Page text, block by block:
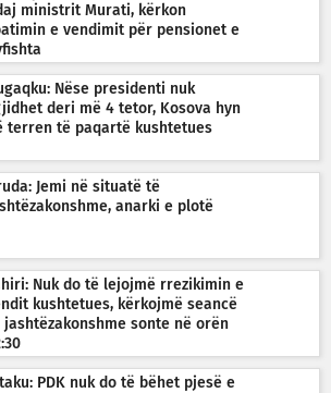
ministrit Murati, kërkon
e vendimit për pensionet e
Nëse presidenti nuk
deri më 4 tetor, Kosova hyn
terren të paqartë kushtetues
Jemi në situatë të
anarki e plotë
Nuk do të lejojmë rrezikimin e
kushtetues, kërkojmë seancë
jashtëzakonshme sonte në orën
PDK nuk do të bëhet pjesë e